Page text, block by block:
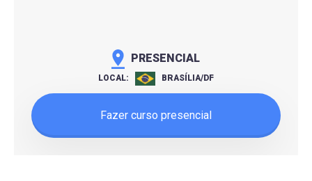
PRESENCIAL
LOCAL: BRASÍLIA/DF
Fazer curso presencial